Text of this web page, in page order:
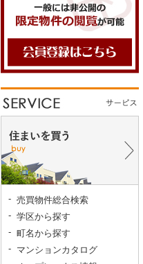
売買物件総合検索
学区から探す
町名から探す
マンションカタログ